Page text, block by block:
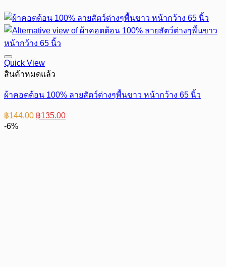
Quick View
สินค้าหมดแล้ว
ผ้าคอตต้อน 100% ลายสัตว์ต่างๆพื้นขาว หน้ากว้าง 65 นิ้ว
฿144.00 Original
price
฿135.00Current
price
-6%